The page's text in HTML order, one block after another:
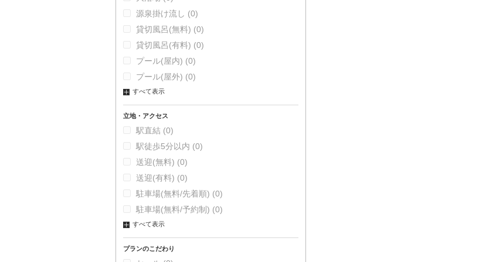
源泉掛け流し (0)
貸切風呂(無料) (0)
貸切風呂(有料) (0)
プール(屋内) (0)
プール(屋外) (0)
すべて表示
立地・アクセス
駅直結 (0)
駅徒歩5分以内 (0)
送迎(無料) (0)
送迎(有料) (0)
駐車場(無料/先着順) (0)
駐車場(無料/予約制) (0)
すべて表示
プランのこだわり